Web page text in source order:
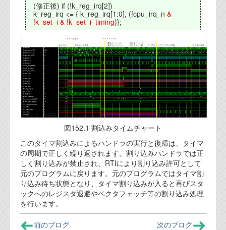
オンラインショップ
お問い合わせ
FAQ
お問い合わせフォーム
(修正後) if (!k_reg_irq[2])
k_reg_irq <= { k_reg_irq[1:0], (!cpu_irq_n &
!k_set_i & !k_set_i_timing)};
図152.1 割込みタイムチャート
このタイマ割込みによるハンドラの実行と復帰は、タイマ
の周期で正しく繰り返されます。割り込みハンドラでは正
しく割り込みが禁止され、RTIにより割り込み許可として
元のプログラムに戻ります。元のプログラムではタイマ割
り込み待ち状態となり、タイマ割り込みが入ると再びスタ
ックへのレジスタ退避やベクタフェッチ等の割り込み処理
を行います。
前のブログ
次のブログ